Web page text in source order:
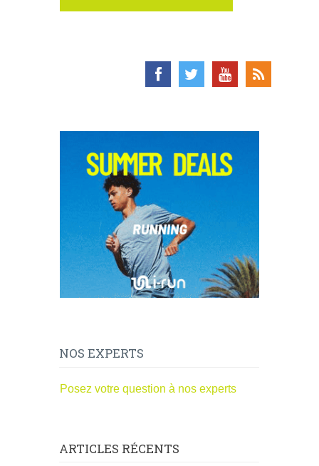
NOS EXPERTS
Posez votre question à nos experts
ARTICLES RÉCENTS